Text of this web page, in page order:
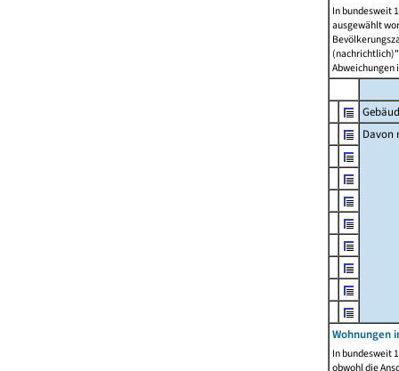
In bundesweit
ausgewählt
Abweichungen
Davon
Wohnungen
In bundesweit
obwohl die